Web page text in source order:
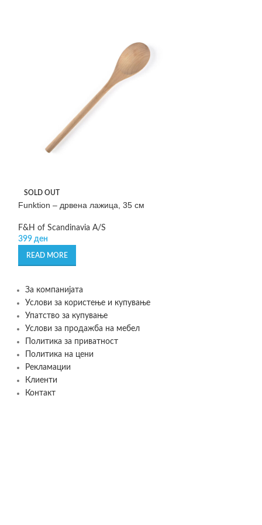
SOLD OUT
Funktion – дрвена лажица, 35 см
F&H of Scandinavia A/S
399 ден
READ MORE
За компанијата
Услови за користење и купување
Упатство за купување
Услови за продажба на мебел
Политика за приватност
Политика на цени
Рекламации
Клиенти
Контакт